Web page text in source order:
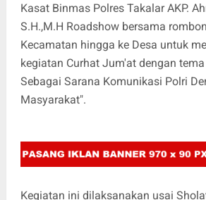
Kasat Binmas Polres Takalar AKP.
S.H.,M.H Roadshow bersama
Kecamatan hingga ke Desa untuk
kegiatan Curhat Jum'at dengan
Sebagai Sarana Komunikasi Polri
Masyarakat".
Kegiatan ini dilaksanakan usai